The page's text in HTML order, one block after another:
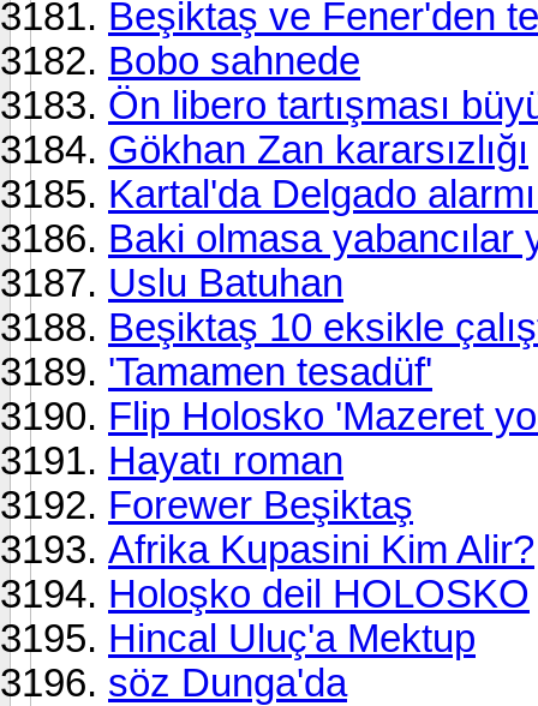
Beşiktaş ve Fener'den
Bobo sahnede
Ön libero tartışması
Gökhan Zan kararsızlığı
Kartal'da Delgado
Baki olmasa yabancılar
Uslu Batuhan
Beşiktaş 10 eksikle
'Tamamen tesadüf'
Flip Holosko 'Mazeret
Hayatı roman
Forewer Beşiktaş
Afrika Kupasini Kim Alir?
Holoşko deil HOLOSKO
Hincal Uluç'a Mektup
söz Dunga'da